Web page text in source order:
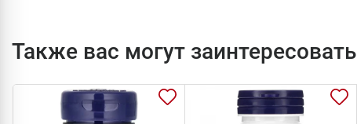
Также вас могут заинтересовать